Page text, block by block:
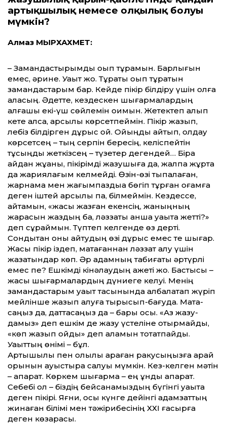
артық­шы­лық немесе олқылық болуы
мүмкін?
Алмаз МЫРХАХМЕТ:
– Замандастырымды оқып тұрамын. Барлығын
емес, әрине. Уақыт жоқ. Тұрақты оқып тұратын
замандастарым бар. Кейде пікір білдіру үшін қолға
аласың. Әдетте, кездескен шығармалардың
алғашқы екі-үш сөйлемін оқимын. Жетектеп алып
кете алса, қарсылық көрсетпеймін. Пікір жазып,
лебіз білдірген дұрыс қой. Ойыңды айтып, қолдау
көрсетсең – тың серпін бересің, келіспейтін
тұсыңды жеткізсең – түзетер дегендей… Бірақ
қайдан жұққаны, пікірімді жазушыға да, жалпақ жұртқа
да жариялағым келмейді. Өзін-өзі тықпалаған,
жарнама мен жағымпаздыққа бөгіп тұрған қоғамға
деген іштей қарсылық па, білмеймін. Кездессе,
айтамын, «жақсы жазған екенсің, жаныңның
жарасын жаздың ба, ләззаты қанша уақытқа жетті?»
деп сұраймын. Түптеп келгенде өз дерті.
Сондықтан оны айтудың өзі дұрыс емес те шығар.
Жақсы пікір іздеп, мақтағаннан ләззат алу үшін
жазатындар көп. Әр адамның табиғаты әртүрлі
емес пе? Ешкімді кінәлаудың қажеті жоқ. Бастысы –
жақсы шығармалардың дүниеге келуі. Менің
замандастарым уа­қыт тасқынында қалбалақтап жүріп
мей­лін­ше жазып қалуға тырысып-бағуда. Мақ­та­
саңыз да, даттасаңыз да – бары осы. «Аз жазу­
дамыз» деп ешкім де жазу үстеліне отыр­майды,
«көп жазып қойдық» деп қаламын тоқтатпайды.
Уақыттың өнімі – бұл.
Ар­тық­­шылық пен олқылық қараған раку­сыңыз­ға қарай
орынын ауыстыра салуы мүм­кін. Кез-келген мәтін
– ақпарат. Көркем шығарма – ең құнды ақпарат.
Себебі ол – біздің бейсанамыздың бүгінгі уақытқа
деген пікірі. Яғни, осы күнге дейінгі адамзаттың
жинаған білімі мен тәжірибесінің ХХІ ғасырға
деген көзқарасы.